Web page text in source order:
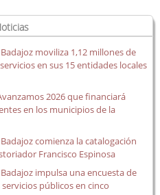
Municipal
moviliza 1,12 millones de
en sus 15 entidades locales
2026 que financiará
en los municipios de la
comienza la catalogación
Francisco Espinosa
impulsa una encuesta de
públicos en cinco